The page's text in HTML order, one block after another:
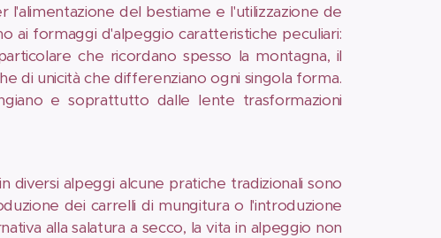
del bestiame e l'utilizzazione de
ai formaggi d'alpeggio caratteristiche peculiari:
che ricordano spesso la montagna, il
di unicità che differenziano ogni singola forma.
e soprattutto dalle lente trasformazioni
diversi alpeggi alcune pratiche tradizionali sono
dei carrelli di mungitura o l'introduzione
alla salatura a secco, la vita in alpeggio non